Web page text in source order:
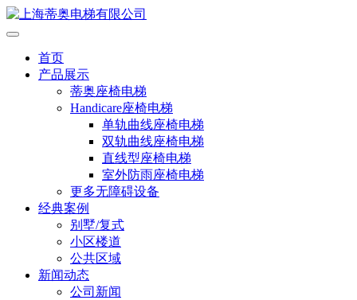
首页
产品展示
蒂奥座椅电梯
Handicare座椅电梯
单轨曲线座椅电梯
双轨曲线座椅电梯
直线型座椅电梯
室外防雨座椅电梯
更多无障碍设备
经典案例
别墅/复式
小区楼道
公共区域
新闻动态
公司新闻